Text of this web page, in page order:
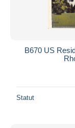
B670 US
Statut